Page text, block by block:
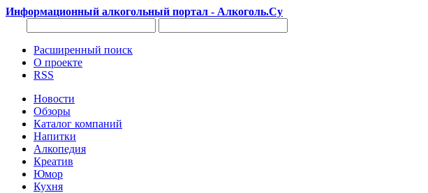
Информационный алкогольный портал - Алкоголь.Су
Расширенный поиск
О проекте
RSS
Новости
Обзоры
Каталог компаний
Напитки
Алкопедия
Креатив
Юмор
Кухня